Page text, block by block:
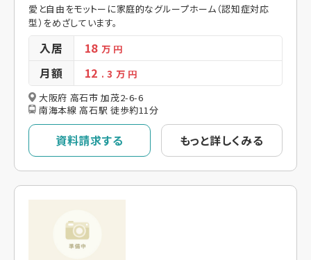
愛と自由をモットーに家庭的なグループホーム（認知症対応
型）をめざしています。
入居 18万 円
月額 12 . 3 万 円
大阪府 高石市 加茂2-6-6
南海本線 高石駅 徒歩約11分
資料請求する もっと詳しくみる